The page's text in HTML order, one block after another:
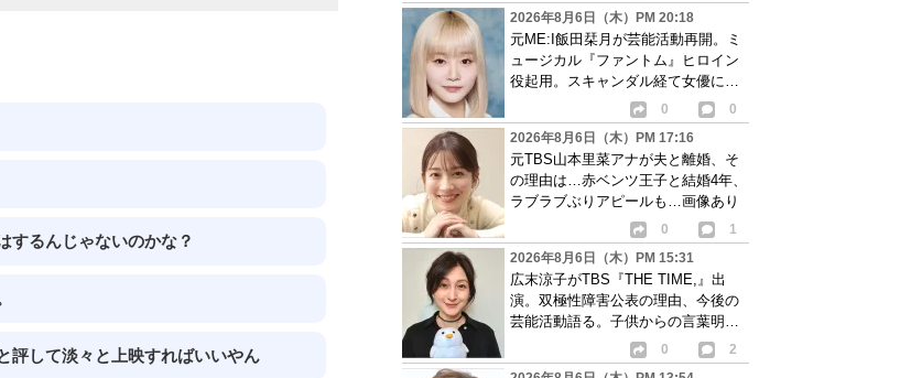
するんじゃないのかな？
評して淡々と上映すればいいやん
2026年8月6日（木）PM 20:18
元ME:I飯田栞月が芸能活動再開。ミ
ュージカル『ファントム』ヒロイン
役起用。スキャンダル経て女優に転
0
0
2026年8月6日（木）PM 17:16
元TBS山本里菜アナが夫と離婚、そ
の理由は…赤ベンツ王子と結婚4年、
ラブラブぶりアピールも…画像あり
0
1
2026年8月6日（木）PM 15:31
広末涼子がTBS『THE TIME,』出
演。双極性障害公表の理由、今後の
芸能活動語る。子供からの言葉明か
0
2